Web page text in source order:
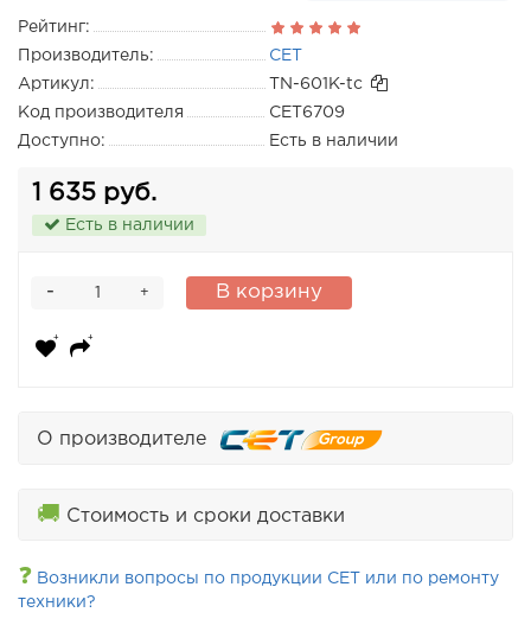
Рейтинг:
Производитель:
CET
Артикул:
TN-601K-tc
Код производителя
CET6709
Доступно:
Есть в наличии
1 635 руб.
Есть в наличии
+
- В корзину
О производителе
🚚 Стоимость и сроки доставки
❓ Возникли вопросы по продукции CET или по ремонту
техники?